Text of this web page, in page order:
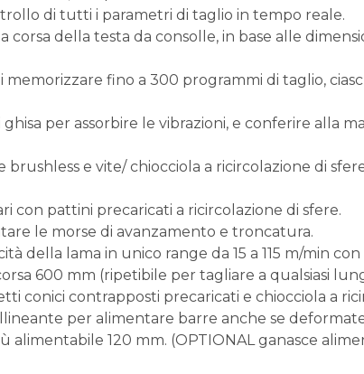
di tutti i parametri di taglio in tempo reale.
corsa della testa da consolle, in base alle
memorizzare fino a 300 programmi di taglio,
per assorbire le vibrazioni, e conferire alla
e vite/ chiocciola a ricircolazione di
con pattini precaricati a ricircolazione di sfere.
le morse di avanzamento e troncatura.
della lama in unico range da 15 a 115 m/min
600 mm (ripetibile per tagliare a qualsiasi
conici contrapposti precaricati e chiocciola a
per alimentare barre anche se
alimentabile 120 mm. (OPTIONAL ganasce